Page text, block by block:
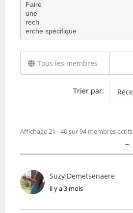
Faire
une
rech
erche spécifique
Tous les membres
Trier par:
Annuaire
membres
Affichage 21 - 40 sur 94 membres actifs
←
Suzy Demetsenaere
il y a 3 mois